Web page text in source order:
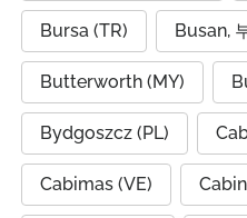
Bursa (TR) Busan,
Butterworth (MY)
Bydgoszcz (PL)
Cabimas (VE)